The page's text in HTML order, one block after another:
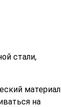
стали,
материал
на